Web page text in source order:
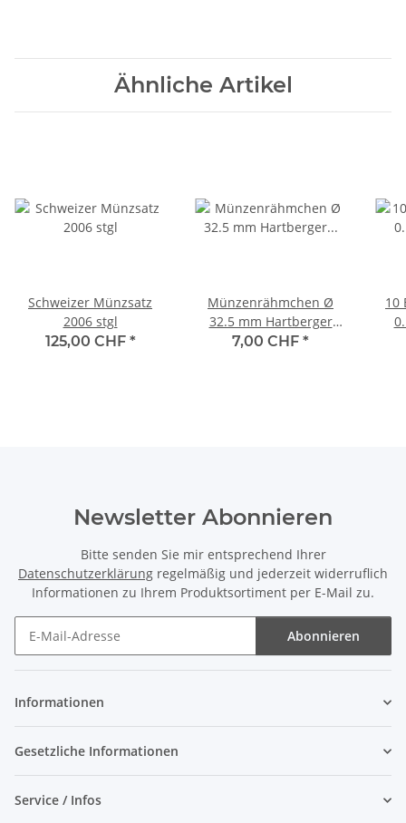
Ähnliche Artikel
Schweizer Münzsatz
2006 stgl
125,00 CHF *
Münzenrähmchen Ø
32.5 mm Hartberger
(25er Pack)
7,00 CHF *
10
Newsletter Abonnieren
Bitte senden Sie mir entsprechend Ihrer
Datenschutzerklärung regelmäßig und jederzeit widerruflich
Informationen zu Ihrem Produktsortiment per E-Mail zu.
Abonnieren
Informationen
Gesetzliche Informationen
Service / Infos